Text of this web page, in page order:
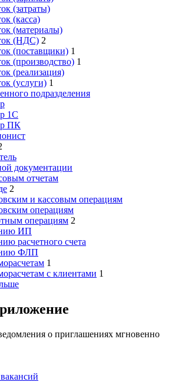
(затраты)
(касса)
(материалы)
(НДС) 2
(поставщики) 1
(производство) 1
(реализация)
(услуги) 1
подразделения
1С
ПК
документации
отчетам
2
и кассовым операциям
операциям
операциям 2
ИП
расчетного счета
ФЛП
1
с клиентами 1
о приглашениях мгновенно